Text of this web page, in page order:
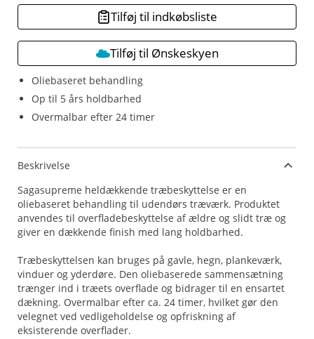
Oliebaseret behandling
Op til 5 års holdbarhed
Overmalbar efter 24 timer
Tilføj til indkøbsliste
Tilføj til Ønskeskyen
Beskrivelse
Sagasupreme heldækkende træbeskyttelse er en
oliebaseret behandling til udendørs træværk. Produktet
anvendes til overfladebeskyttelse af ældre og slidt træ og
giver en dækkende finish med lang holdbarhed.
Træbeskyttelsen kan bruges på gavle, hegn, plankeværk,
vinduer og yderdøre. Den oliebaserede sammensætning
trænger ind i træets overflade og bidrager til en ensartet
dækning. Overmalbar efter ca. 24 timer, hvilket gør den
velegnet ved vedligeholdelse og opfriskning af
eksisterende overflader.